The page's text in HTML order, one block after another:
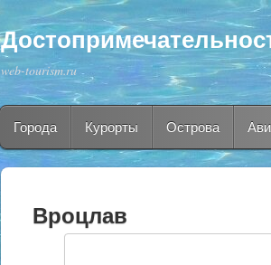
web-tourism.ru
Города Курорты Острова
Вроцлав